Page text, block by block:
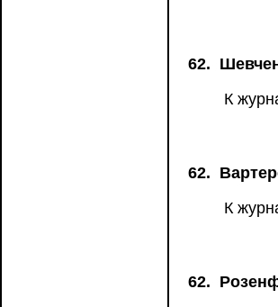
62.
К
62.
К
62.